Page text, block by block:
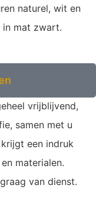
naturel, wit en
mat zwart.
vrijblijvend,
samen met u
een indruk
materialen.
van dienst.